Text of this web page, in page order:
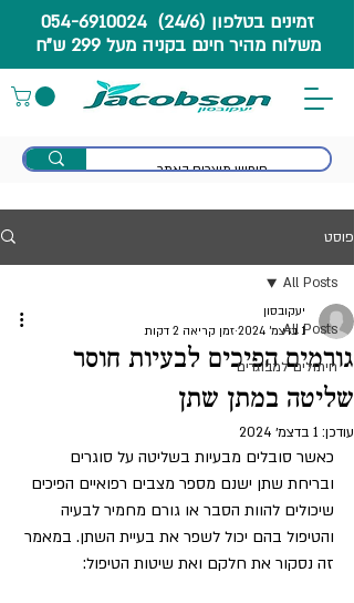
זמינים בטלפון (24/6) 054-6910024
משלוח מהיר חינם בקניה מעל 299 ש"ח
פוסט
All Posts
חיתולים למבוגרים
All Posts
גורמים הפיכים לבעיות חוסר
שליטה במתן שתן
יעקובסון
1 בדצמ׳ 2024
זמן קריאה 2 דקות
עודכן: 1 בדצמ׳ 2024
כאשר סובלים מבעיות בשליטה על סוגרים
ובריחת שתן ישנם מספר מצבים רפואיים הפיכים
שיכולים להוות הסבר או גורם מחמיר לבעיה
והטיפול בהם יכול לשפר את בעיית השתן. במאמר
זה נסקור את חלקם ואת שיטות הטיפול: